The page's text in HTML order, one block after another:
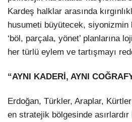
Kardeş halklar arasında
husumeti büyütecek, siyonizmin
‘böl, parçala, yönet’ planlarına
her türlü eylem ve tartışmayı
“AYNI KADERİ, AYNI
Erdoğan, Türkler, Araplar,
en stratejik bölgesinde asırlardır